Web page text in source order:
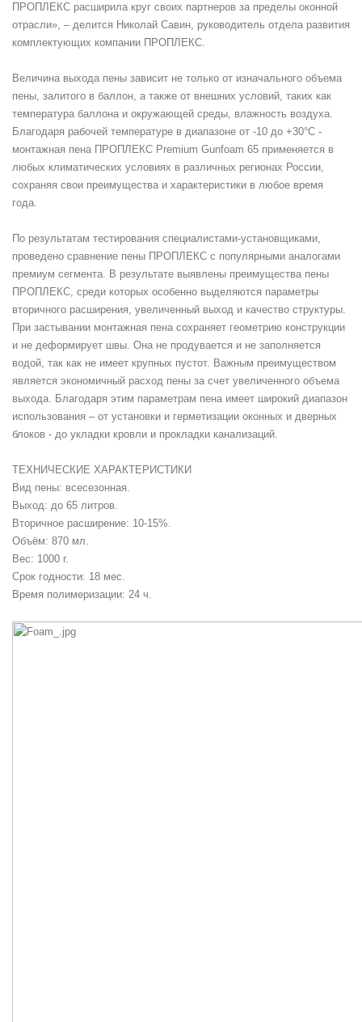
ПРОПЛЕКС расширила круг своих партнеров за пределы оконной
отрасли», – делится Николай Савин, руководитель отдела развития
комплектующих компании ПРОПЛЕКС.
Величина выхода пены зависит не только от изначального объема
пены, залитого в баллон, а также от внешних условий, таких как
температура баллона и окружающей среды, влажность воздуха.
Благодаря рабочей температуре в диапазоне от -10 до +30°С -
монтажная пена ПРОПЛЕКС Premium Gunfoam 65 применяется в
любых климатических условиях в различных регионах России,
сохраняя свои преимущества и характеристики в любое время
года.
По результатам тестирования специалистами-установщиками,
проведено сравнение пены ПРОПЛЕКС с популярными аналогами
премиум сегмента. В результате выявлены преимущества пены
ПРОПЛЕКС, среди которых особенно выделяются параметры
вторичного расширения, увеличенный выход и качество структуры.
При застывании монтажная пена сохраняет геометрию конструкции
и не деформирует швы. Она не продувается и не заполняется
водой, так как не имеет крупных пустот. Важным преимуществом
является экономичный расход пены за счет увеличенного объема
выхода. Благодаря этим параметрам пена имеет широкий диапазон
использования – от установки и герметизации оконных и дверных
блоков - до укладки кровли и прокладки канализаций.
ТЕХНИЧЕСКИЕ ХАРАКТЕРИСТИКИ
Вид пены: всесезонная.
Выход: до 65 литров.
Вторичное расширение: 10-15%.
Объём: 870 мл.
Вес: 1000 г.
Срок годности: 18 мес.
Время полимеризации: 24 ч.